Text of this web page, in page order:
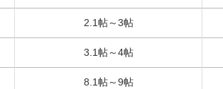
2.1帖～3帖
3.1帖～4帖
8.1帖～9帖